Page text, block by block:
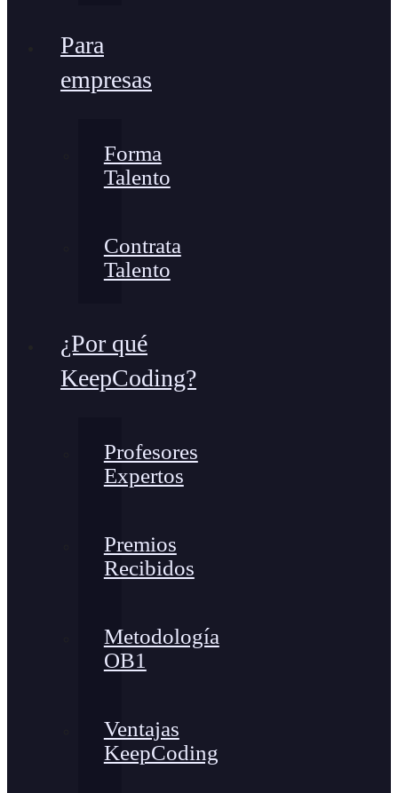
Para
empresas
Forma
Talento
Contrata
Talento
¿Por qué
KeepCoding?
Profesores
Expertos
Premios
Recibidos
Metodología
OB1
Ventajas
KeepCoding